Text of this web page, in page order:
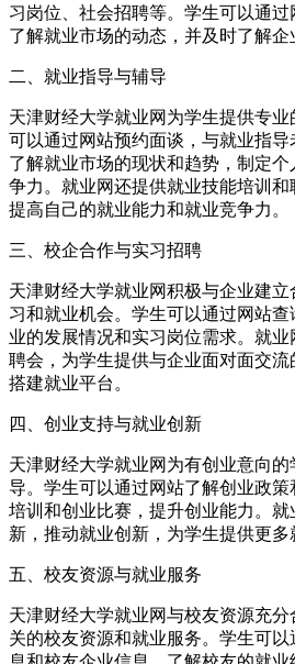
习岗位、社会招聘等。学生可以通过
了解就业市场的动态，并及时了解企
二、就业指导与辅导
天津财经大学就业网为学生提供专
可以通过网站预约面谈，与就业指导
了解就业市场的现状和趋势，制定
争力。就业网还提供就业技能培训
提高自己的就业能力和就业竞争力。
三、校企合作与实习招聘
天津财经大学就业网积极与企业建
习和就业机会。学生可以通过网站
业的发展情况和实习岗位需求。就
聘会，为学生提供与企业面对面交流
搭建就业平台。
四、创业支持与就业创新
天津财经大学就业网为有创业意向
导。学生可以通过网站了解创业政
培训和创业比赛，提升创业能力。就
新，推动就业创新，为学生提供更多
五、校友资源与就业服务
天津财经大学就业网与校友资源充
关的校友资源和就业服务。学生可